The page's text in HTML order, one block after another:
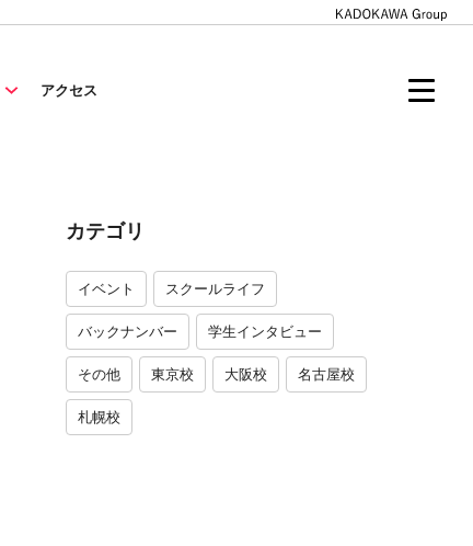
アクセス
カテゴリ
イベント スクールライフ
バックナンバー 学生インタビュー
その他 東京校 大阪校 名古屋校
札幌校